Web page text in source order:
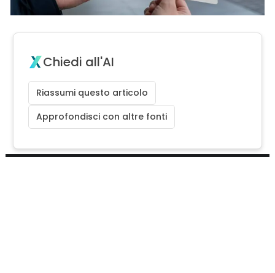
Chiedi all'AI
Riassumi questo articolo
Approfondisci con altre fonti